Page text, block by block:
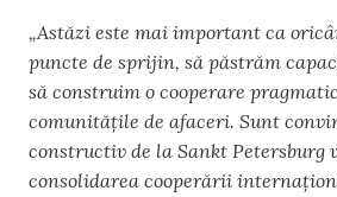
„Astăzi este mai important ca
puncte de sprijin, să păstrăm
să construim o cooperare
comunitățile de afaceri. Sunt
constructiv de la Sankt Petersburg
consolidarea cooperării